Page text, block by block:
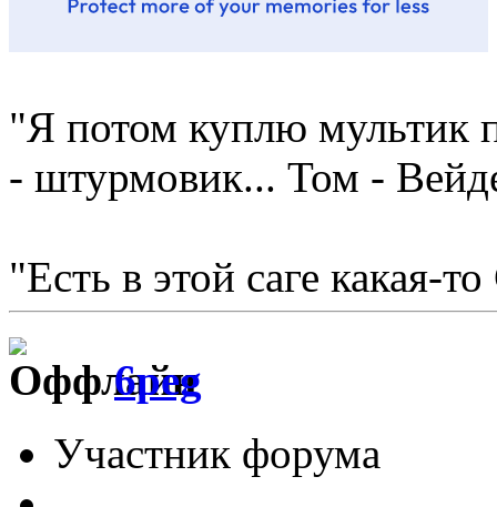
"Я потом куплю мультик
- штурмовик... Том -
"Есть в этой саге какая-
6peg
Участник форума